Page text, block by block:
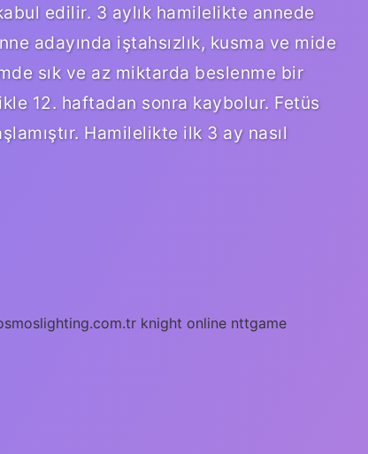
edilir. 3 aylık hamilelikte annede
adayında iştahsızlık, kusma ve mide
sık ve az miktarda beslenme bir
12. haftadan sonra kaybolur. Fetüs
Hamilelikte ilk 3 ay nasıl
knight online nttgame